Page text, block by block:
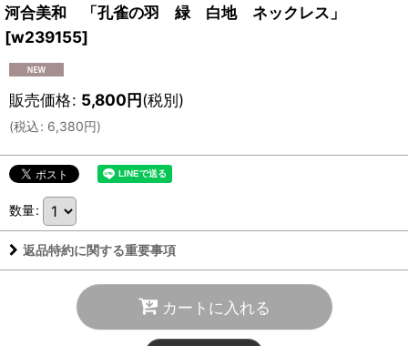
河合美和 「孔雀の羽 緑 白地 ネックレス」
[w239155]
販売価格: 5,800円(税別)
(税込: 6,380円)
数量:
返品特約に関する重要事項
カートに入れる